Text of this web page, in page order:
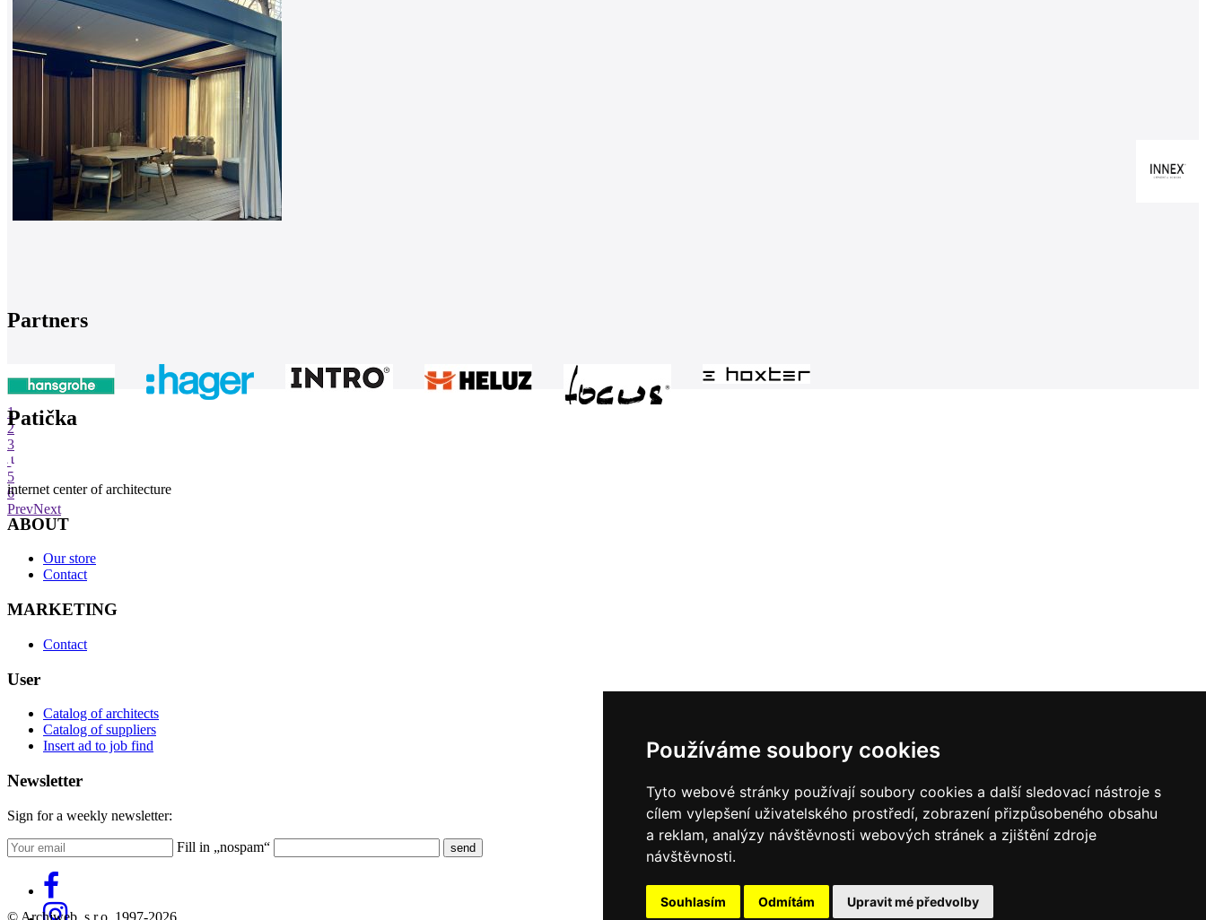
Používáme soubory cookies
Tyto webové stránky používají soubory cookies a další sledovací nástroje s
cílem vylepšení uživatelského prostředí, zobrazení přizpůsobeného obsahu
a reklam, analýzy návštěvnosti webových stránek a zjištění zdroje
návštěvnosti.
Souhlasím Odmítám Upravit mé předvolby
Partners
1
2
3
4
5
6
PrevNext
Patička
internet center of architecture
ABOUT
Our store
Contact
MARKETING
Contact
User
Catalog of architects
Catalog of suppliers
Insert ad to job find
Newsletter
Sign for a weekly newsletter:
Fill in „nospam“
© Archiweb, s.r.o. 1997-2026